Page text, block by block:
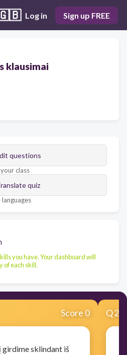
Log in Sign up FREE
klausimai
questions
class
quiz
you have. Your dashboard will
of each skill.
Score 0
girdime sklindant iš
Q2